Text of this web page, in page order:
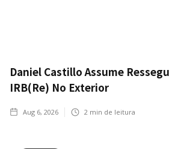
Daniel Castillo Assume
IRB(Re) No Exterior
Aug 6, 2026 2 min de leitura